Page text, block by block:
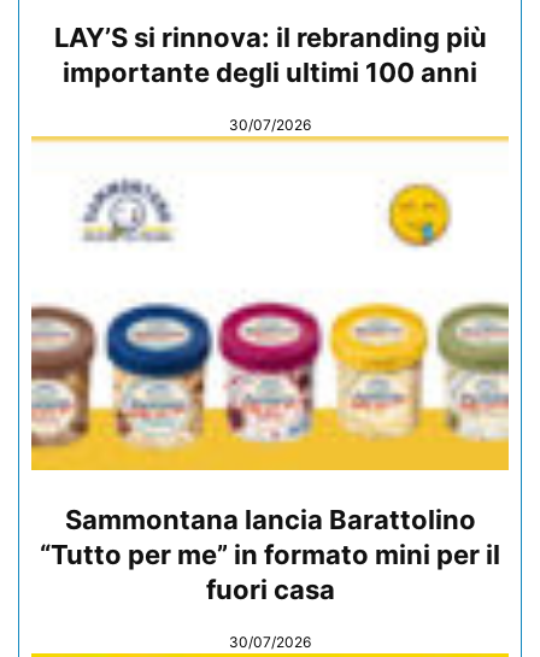
LAY’S si rinnova: il rebranding più
importante degli ultimi 100 anni
30/07/2026
Sammontana lancia Barattolino
“Tutto per me” in formato mini per il
fuori casa
30/07/2026